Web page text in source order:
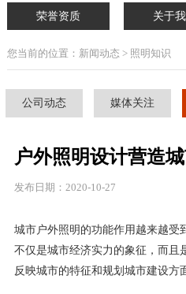
荣誉资质 关于
您当前的位置：新闻动态 > 照明知识
公司动态 媒体关注
户外照明设计营造
发布日期：2020-10-27
城市户外照明的功能作用越来越受
不仅是城市经济实力的象征，而且
反映城市的特征和规划城市建设方